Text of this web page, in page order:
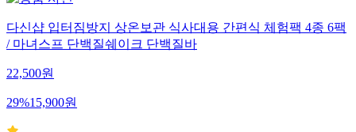
다신샵 입터짐방지 상온보관 식사대용 간편식 체험팩 4종 6팩
/ 마녀스프 단백질쉐이크 단백질바
22,500원
29%15,900원